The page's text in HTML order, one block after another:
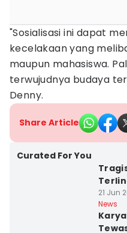
"Sosialisasi ini dapat
kecelakaan yang
maupun mahasiswa.
terwujudnya budaya
Denny.
Share Article
Curated For You
21 Jun
News